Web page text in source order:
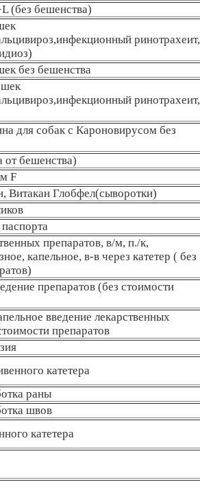
(без бешенства)
ринотрахеит,
без бешенства
ринотрахеит,
для собак с Кароновирусом без
от бешенства)
F
Витакан Глобфел(сыворотки)
препаратов, в/м, п./к,
капельное, в-в через катетер ( без
препаратов (без стоимости
введение лекарственных
препаратов
катетера
раны
швов
катетера